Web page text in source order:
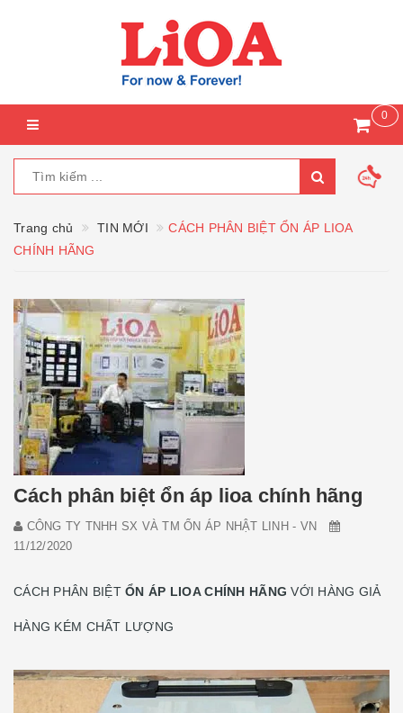
0
Trang chủ TIN MỚI
CÁCH PHÂN BIỆT ỔN ÁP LIOA
CHÍNH HÃNG
Cách phân biệt ổn áp lioa chính hãng
CÔNG TY TNHH SX VÀ TM ỔN ÁP NHẬT LINH - VN
11/12/2020
CÁCH PHÂN BIỆTỔN ÁP LIOA CHÍNH HÃNGVỚI HÀNG GIẢ
HÀNG KÉM CHẤT LƯỢNG